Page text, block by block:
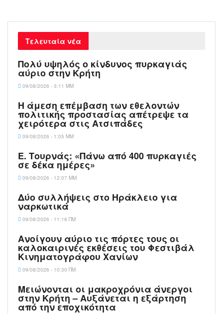
Τελευταία νέα
Πολύ υψηλός ο κίνδυνος πυρκαγιάς
αύριο στην Κρήτη
09/08/2026 - 3:11 ΜΜ
Η άμεση επέμβαση των εθελοντών
πολιτικής προστασίας απέτρεψε τα
χειρότερα στις Aτσιπάδες
09/08/2026 - 1:05 ΜΜ
Ε. Τουρνάς: «Πάνω από 400 πυρκαγιές
σε δέκα ημέρες»
09/08/2026 - 12:07 ΜΜ
Δύο συλλήψεις στο Ηράκλειο για
ναρκωτικά
09/08/2026 - 11:16 ΠΜ
Ανοίγουν αύριο τις πόρτες τους οι
καλοκαιρινές εκθέσεις του Φεστιβάλ
Κινηματογράφου Χανίων
09/08/2026 - 10:30 ΠΜ
Μειώνονται οι μακροχρόνια άνεργοι
στην Κρήτη – Αυξάνεται η εξάρτηση
από την εποχικότητα